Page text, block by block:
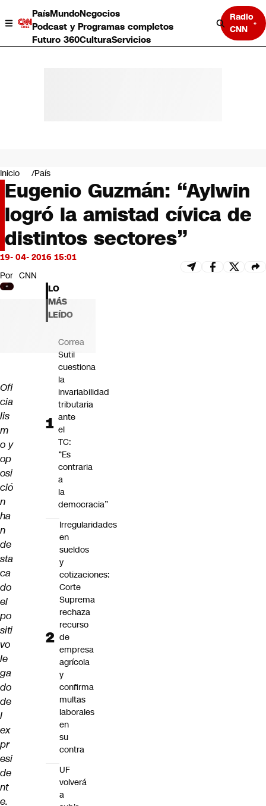
PaísMundoNegocios
Podcast y Programas completos
Futuro 360CulturaServicios
Radio
CNN
Negocios
Deportes
Programas completos
Cultura
Servicios
Bits
CNN tiempo
Futuro 360
Opinión
Inicio País
Eugenio Guzmán: “Aylwin
logró la amistad cívica de
distintos sectores”
19- 04- 2016 15:01
Por CNN
Ofi
cia
lis
m
o y
op
osi
ció
n
ha
n
de
sta
ca
do
el
po
siti
vo
le
ga
do
de
l
ex
pr
esi
de
nt
e.
LO
MÁS
LEÍDO
Correa
Sutil
cuestiona
la
invariabilidad
tributaria
ante
el
TC:
“Es
contraria
a
la
democracia”
Irregularidades
en
sueldos
y
cotizaciones:
Corte
Suprema
rechaza
recurso
de
empresa
agrícola
y
confirma
multas
laborales
en
su
contra
UF
volverá
a